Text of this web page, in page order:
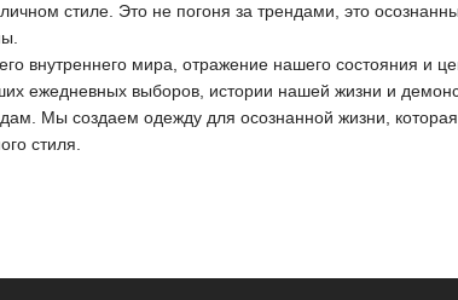
стиле. Это не погоня за трендами, это
внутреннего мира, отражение нашего состояния и
ежедневных выборов, истории нашей жизни и
Мы создаем одежду для осознанной жизни,
стиля.